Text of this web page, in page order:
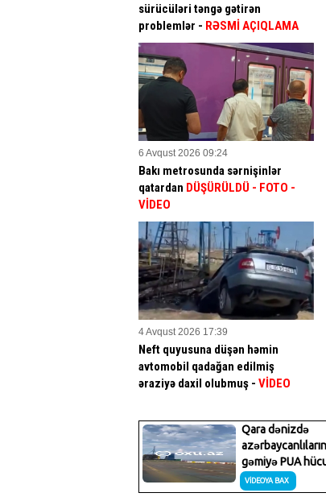
sürücüləri təngə gətirən
problemlər - RƏSMİ AÇIQLAMA
6 Avqust 2026 09:24
Bakı metrosunda sərnişinlər
qatardan DÜŞÜRÜLDÜ - FOTO -
VİDEO
4 Avqust 2026 17:39
Neft quyusuna düşən həmin
avtomobil qadağan edilmiş
əraziyə daxil olubmuş - VİDEO